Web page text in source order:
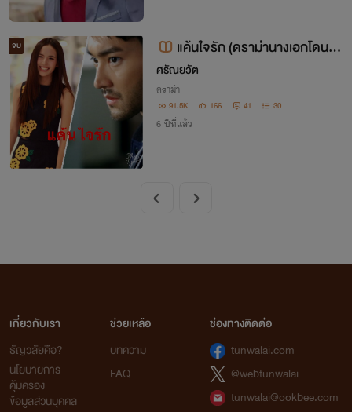
จบ
แค้นใจรัก (ดราม่านางเอกโดนกร
ะทำพระเอกเลว)(จบ )(รีไรท์)
ศรัณยวัต
ดราม่า
91.5K 166 41 30
6 ปีที่แล้ว
เกี่ยวกับเรา
ธัญวลัยคือ?
นโยบายการ
คุ้มครอง
ข้อมูลส่วนบุคคล
ช่วยเหลือ
บทความ
FAQ
ช่องทางติดต่อ
tunwalai.com
@webtunwalai
tunwalai@ookbee.com